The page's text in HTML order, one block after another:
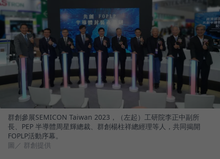
群創參展SEMICON Taiwan 2023，（左起）工研院李正中副所
長、PEP 半導體周星輝總裁、群創楊柱祥總經理等人，共同揭開
FOPLP活動序幕。
圖／ 群創提供